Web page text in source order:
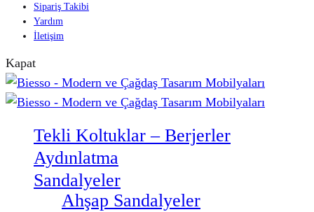
Sipariş Takibi
Yardım
İletişim
Kapat
Tekli Koltuklar – Berjerler
Aydınlatma
Sandalyeler
Ahşap Sandalyeler